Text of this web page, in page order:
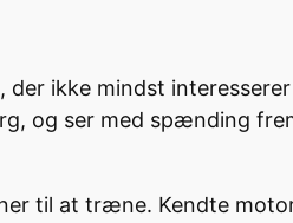
ikke mindst
og ser med spænding
til at træne. Kendte